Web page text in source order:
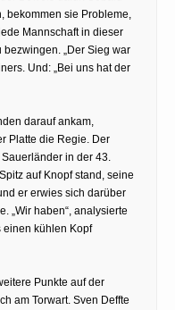
bekommen sie Probleme,
Mannschaft in dieser
„Der Sieg war
Und: „Bei uns hat der
darauf ankam,
Platte die Regie. Der
in der 43.
auf Knopf stand, seine
er erwies sich darüber
„Wir haben“, analysierte
einen kühlen Kopf
Punkte auf der
am Torwart. Sven Deffte